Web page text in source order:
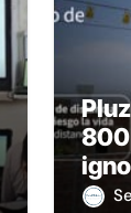
800
de